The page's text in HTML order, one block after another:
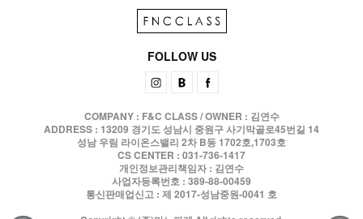
FOLLOW US
COMPANY : F&C CLASS / OWNER : 김연수
ADDRESS : 13209 경기도 성남시 중원구 사기막골로45번길 14
성남 우림 라이온스밸리 2차 B동 1702호,1703호
CS CENTER : 031-736-1417
개인정보관리책임자 : 김연수
사업자등록번호 : 389-88-00459
통신판매업신고 : 제 2017-성남중원-0041 호